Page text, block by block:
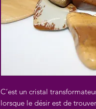
C‘est un cristal
lorsque le désir est de